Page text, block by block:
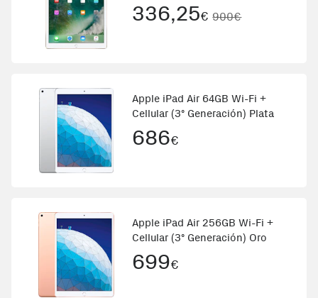
336,25€ 900€
Apple iPad Air 64GB Wi-Fi +
Cellular (3º Generación) Plata
686€
Apple iPad Air 256GB Wi-Fi +
Cellular (3º Generación) Oro
699€